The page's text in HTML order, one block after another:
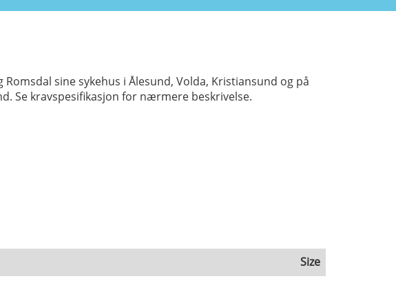
sine sykehus i Ålesund, Volda, Kristiansund og på
Se kravspesifikasjon for nærmere beskrivelse.
Size